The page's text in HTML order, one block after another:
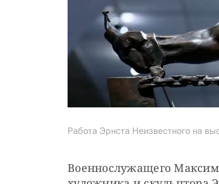
Работа Эрнста Неизвестного на
Военнослужащего